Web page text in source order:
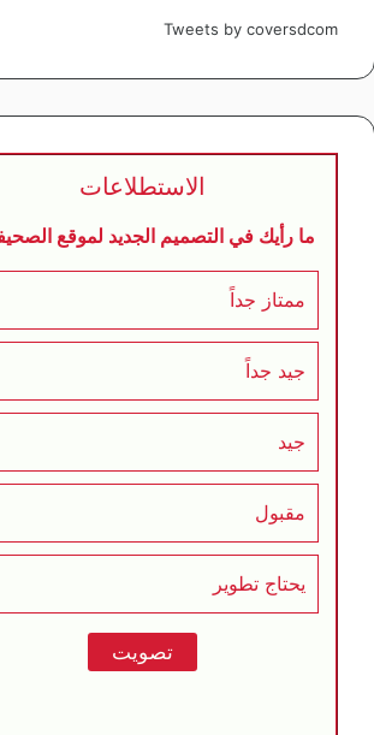
Tweets by coversdcom
الاستطلاعات
ما رأيك في التصميم الجديد لموقع
ممتاز جداً
جيد جداً
جيد
مقبول
يحتاج تطوير